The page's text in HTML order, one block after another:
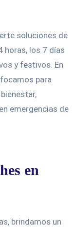
soluciones de
horas, los 7 días
y festivos. En
para
emergencias de
en
brindamos un